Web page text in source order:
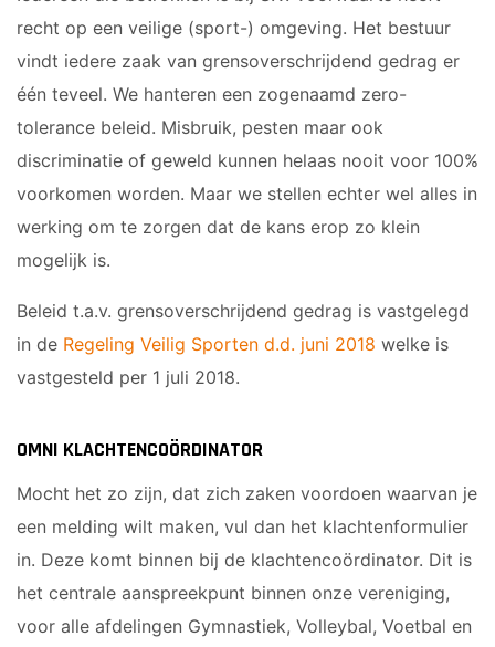
Lid worden
Ledenshop
recht op een veilige (sport-) omgeving. Het bestuur
vindt iedere zaak van grensoverschrijdend gedrag er
één teveel. We hanteren een zogenaamd zero-
tolerance beleid. Misbruik, pesten maar ook
discriminatie of geweld kunnen helaas nooit voor 100%
voorkomen worden. Maar we stellen echter wel alles in
werking om te zorgen dat de kans erop zo klein
mogelijk is.
Beleid t.a.v. grensoverschrijdend gedrag is vastgelegd
in de Regeling Veilig Sporten d.d. juni 2018 welke is
vastgesteld per 1 juli 2018.
OMNI KLACHTENCOÖRDINATOR
Mocht het zo zijn, dat zich zaken voordoen waarvan je
een melding wilt maken, vul dan het klachtenformulier
in. Deze komt binnen bij de klachtencoördinator. Dit is
het centrale aanspreekpunt binnen onze vereniging,
voor alle afdelingen Gymnastiek, Volleybal, Voetbal en